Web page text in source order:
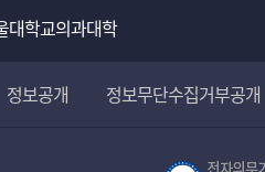
대학교의과대학
정보공개 정보무단수집거부공개